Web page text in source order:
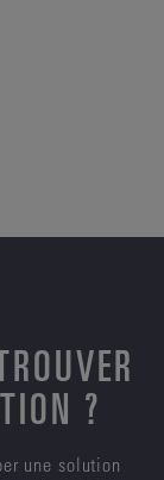
?
une solution